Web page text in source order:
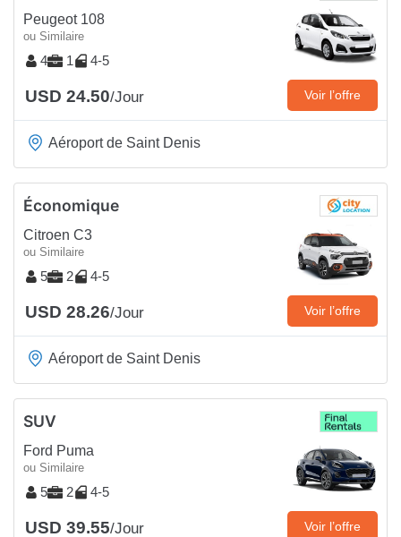
Peugeot 108
ou Similaire
4 1 4-5
USD 24.50/Jour Voir l’offre
Aéroport de Saint Denis
Économique
Citroen C3
ou Similaire
5 2 4-5
USD 28.26/Jour Voir l’offre
Aéroport de Saint Denis
SUV
Ford Puma
ou Similaire
5 2 4-5
USD 39.55/Jour Voir l’offre